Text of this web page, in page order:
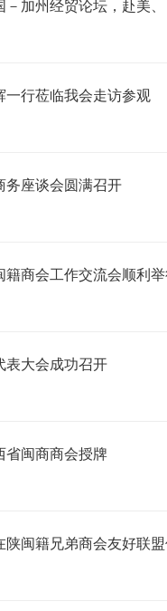
－加州经贸论坛，赴美
一行莅临我会走访参观
务座谈会圆满召开
籍商会工作交流会顺利
表大会成功召开
省闽商商会授牌
陕闽籍兄弟商会友好联